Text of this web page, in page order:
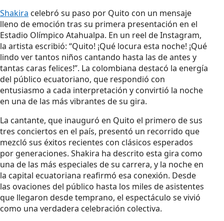
Shakira celebró su paso por Quito con un mensaje
lleno de emoción tras su primera presentación en el
Estadio Olímpico Atahualpa. En un reel de Instagram,
la artista escribió: “Quito! ¡Qué locura esta noche! ¡Qué
lindo ver tantos niños cantando hasta las de antes y
tantas caras felices!”. La colombiana destacó la energía
del público ecuatoriano, que respondió con
entusiasmo a cada interpretación y convirtió la noche
en una de las más vibrantes de su gira.
La cantante, que inauguró en Quito el primero de sus
tres conciertos en el país, presentó un recorrido que
mezcló sus éxitos recientes con clásicos esperados
por generaciones. Shakira ha descrito esta gira como
una de las más especiales de su carrera, y la noche en
la capital ecuatoriana reafirmó esa conexión. Desde
las ovaciones del público hasta los miles de asistentes
que llegaron desde temprano, el espectáculo se vivió
como una verdadera celebración colectiva.